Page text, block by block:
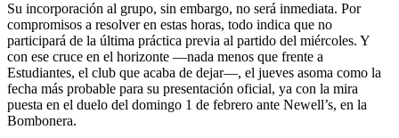
Su incorporación al grupo, sin embargo, no será inmediata. Por
compromisos a resolver en estas horas, todo indica que no
participará de la última práctica previa al partido del miércoles. Y
con ese cruce en el horizonte —nada menos que frente a
Estudiantes, el club que acaba de dejar—, el jueves asoma como la
fecha más probable para su presentación oficial, ya con la mira
puesta en el duelo del domingo 1 de febrero ante Newell’s, en la
Bombonera.